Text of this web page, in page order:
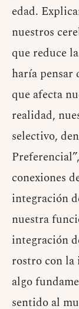
edad.
nuestros
que reduce
haría pensar
que afecta
realidad,
selectivo,
conexiones
integración
nuestra
integración
rostro con la
algo
sentido al